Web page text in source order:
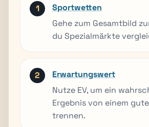
Sportwetten
Gehe zum Gesamtbild
du Spezialmärkte
Erwartungswert
Nutze EV, um ein
Ergebnis von einem
trennen.